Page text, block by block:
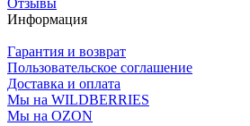
Отзывы
Информация
Гарантия и возврат
Пользовательское соглашение
Доставка и оплата
Мы на WILDBERRIES
Мы на OZON